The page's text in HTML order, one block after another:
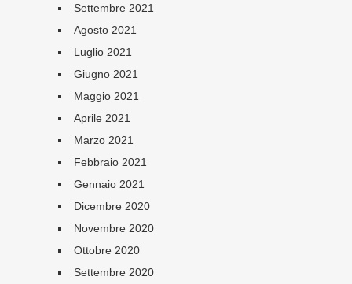
Settembre 2021
Agosto 2021
Luglio 2021
Giugno 2021
Maggio 2021
Aprile 2021
Marzo 2021
Febbraio 2021
Gennaio 2021
Dicembre 2020
Novembre 2020
Ottobre 2020
Settembre 2020